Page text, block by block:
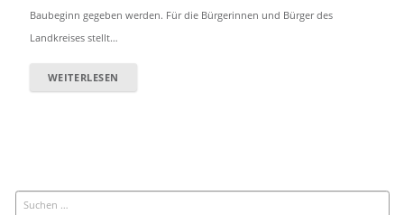
Baubeginn gegeben werden. Für die Bürgerinnen und Bürger des
Landkreises stellt…
WEITERLESEN
Suchen